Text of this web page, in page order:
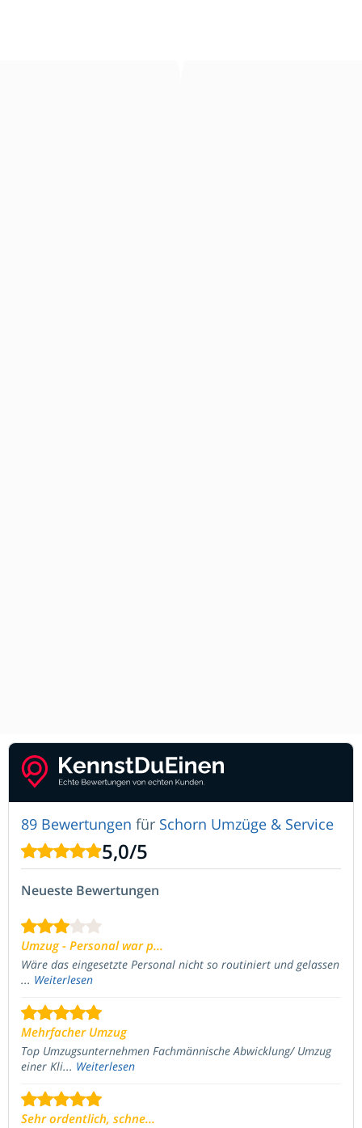
89 Bewertungen für Schorn Umzüge & Service
5,0/5
Neueste Bewertungen
Umzug - Personal war p...
Wäre das eingesetzte Personal nicht so routiniert und gelassen
... Weiterlesen
Mehrfacher Umzug
Top Umzugsunternehmen Fachmännische Abwicklung/ Umzug
einer Kli... Weiterlesen
Sehr ordentlich, schne...